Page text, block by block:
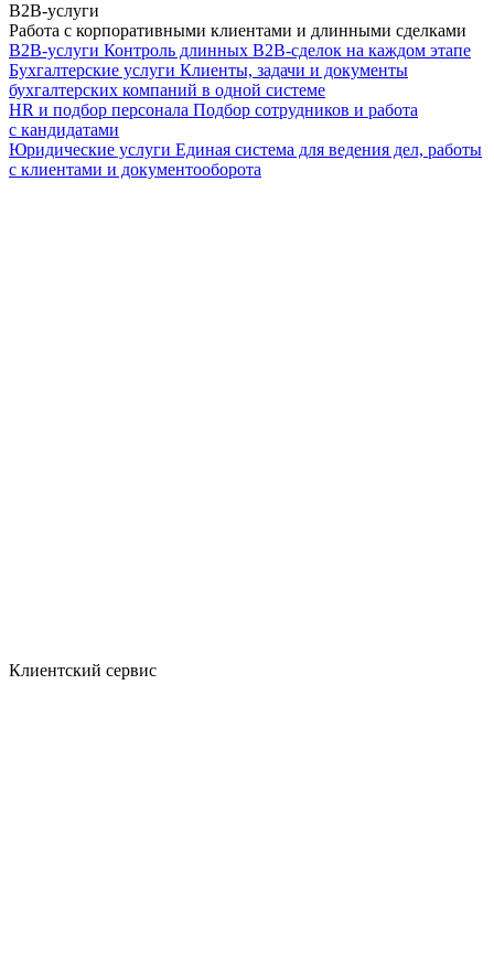
B2B-услуги
Работа с корпоративными клиентами и длинными сделками
B2B-услуги Контроль длинных B2B-сделок на каждом этапе
Бухгалтерские услуги Клиенты, задачи и документы
бухгалтерских компаний в одной системе
HR и подбор персонала Подбор сотрудников и работа
с кандидатами
Юридические услуги Единая система для ведения дел, работы
с клиентами и документооборота
Клиентский сервис